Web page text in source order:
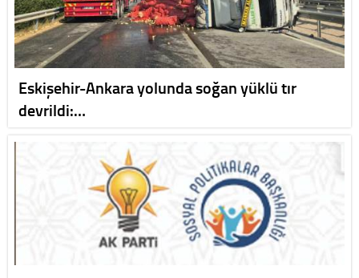
Eskişehir-Ankara yolunda soğan yüklü tır
devrildi:…